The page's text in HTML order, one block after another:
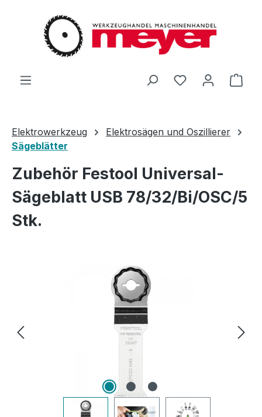
Zum Hauptinhalt springen
Du hast 0
Elektrowerkzeug
Elektrosägen und Oszillierer
Sägeblätter
Zubehör Festool Universal-
Sägeblatt USB 78/32/Bi/OSC/5
Stk.
Bildergalerie überspringen